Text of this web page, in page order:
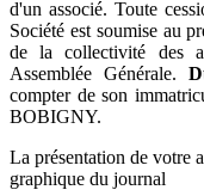
d'un associé. Toute
Société est soumise au
de la collectivité des
Assemblée Générale.
compter de son
BOBIGNY.
La présentation de votre
graphique du journal